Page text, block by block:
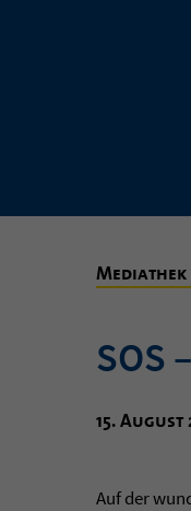
Mediathek
SOS
15. August
Auf der